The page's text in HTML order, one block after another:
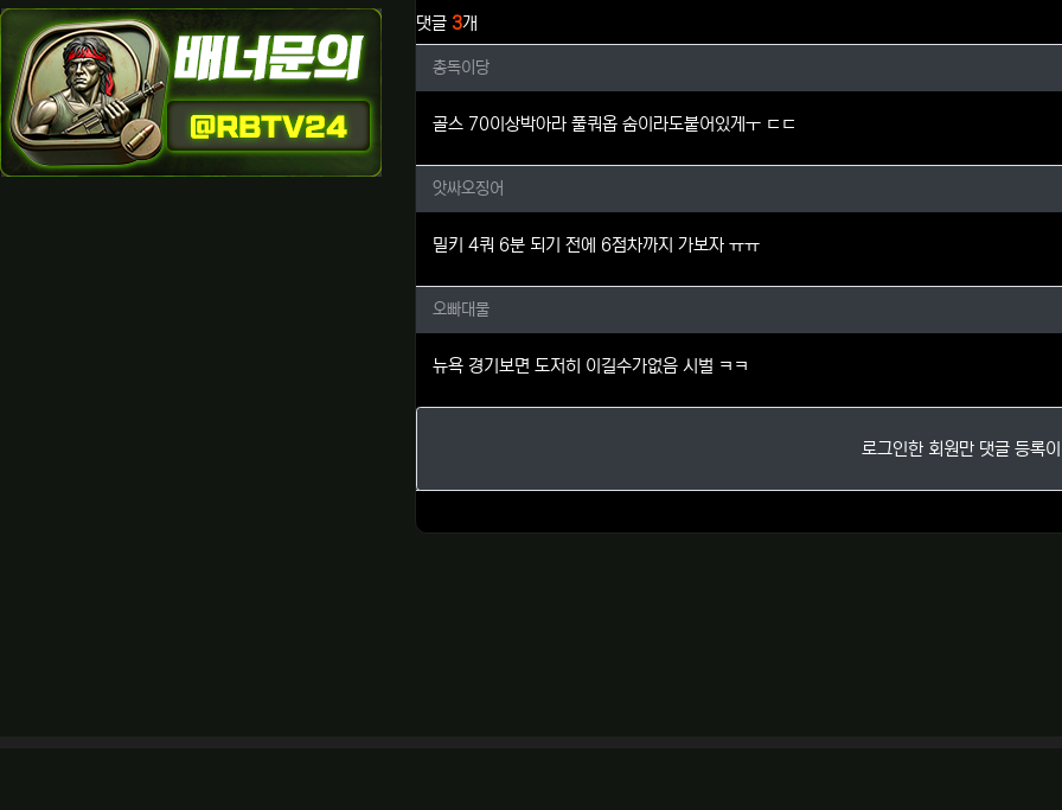
댓글 3개
총독이당님의 댓글
총독이당
골스 70이상박아라 풀쿼옵 숨이라도붙어있게ㅜ ㄷㄷ
앗싸오징어님의 댓글
앗싸오징어
밀키 4쿼 6분 되기 전에 6점차까지 가보자 ㅠㅠ
오빠대물님의 댓글
오빠대물
뉴욕 경기보면 도저히 이길수가없음 시벌 ㅋㅋ
로그인한 회원만 댓글 등록